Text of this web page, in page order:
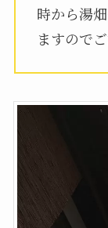
時から湯
ますので